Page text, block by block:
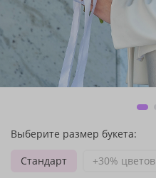
Выберите размер букета:
Стандарт
+30% цветов